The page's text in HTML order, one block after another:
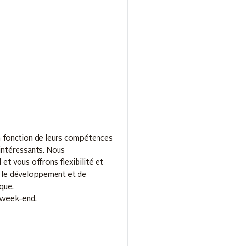
fonction de leurs compétences
Nous
et vous offrons flexibilité et
le développement et de
end.